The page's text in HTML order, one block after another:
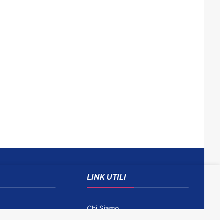
LINK UTILI
Chi Siamo